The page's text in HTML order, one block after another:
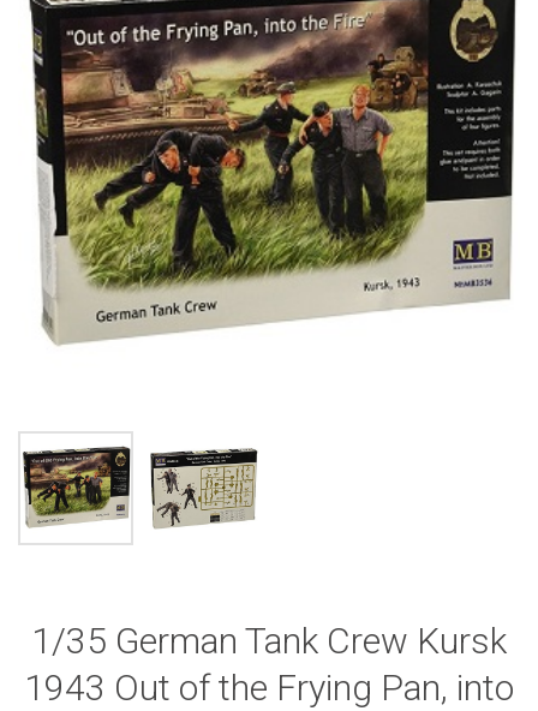
1/35 German Tank Crew Kursk
1943 Out of the Frying Pan, into